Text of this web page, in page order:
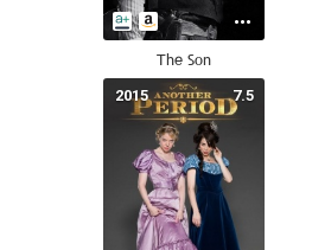
The Son
7.5
2015